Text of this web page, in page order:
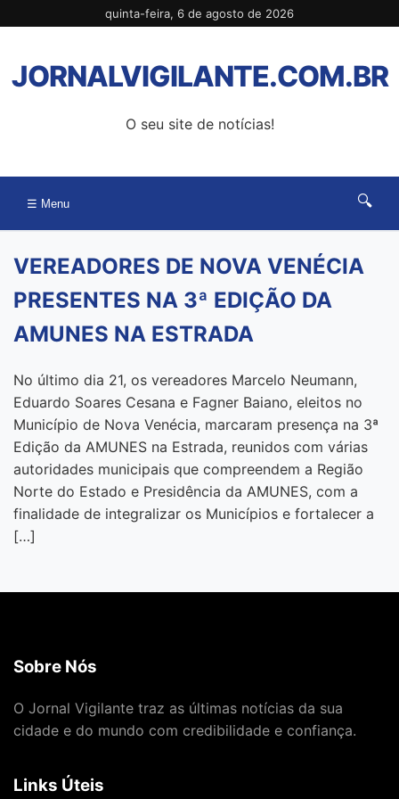
para
conteúdo
quinta-feira, 6 de agosto de 2026
JORNALVIGILANTE.COM.BR
O seu site de notícias!
☰ Menu 🔍
VEREADORES DE NOVA VENÉCIA
PRESENTES NA 3ª EDIÇÃO DA
AMUNES NA ESTRADA
No último dia 21, os vereadores Marcelo Neumann,
Eduardo Soares Cesana e Fagner Baiano, eleitos no
Município de Nova Venécia, marcaram presença na 3ª
Edição da AMUNES na Estrada, reunidos com várias
autoridades municipais que compreendem a Região
Norte do Estado e Presidência da AMUNES, com a
finalidade de integralizar os Municípios e fortalecer a
[…]
Sobre Nós
O Jornal Vigilante traz as últimas notícias da sua
cidade e do mundo com credibilidade e confiança.
Links Úteis